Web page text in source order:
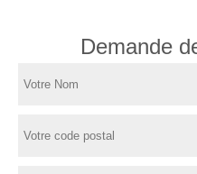
Demande